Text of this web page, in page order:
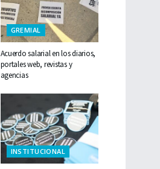
GREMIAL
Acuerdo salarial en los diarios,
portales web, revistas y
agencias
INSTITUCIONAL